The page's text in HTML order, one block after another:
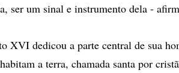
ser um sinal e instrumento dela -
XVI dedicou a parte central de sua
a terra, chamada santa por